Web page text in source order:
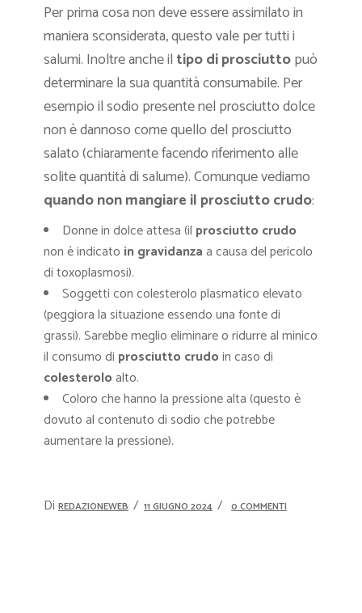
Per prima cosa non deve essere assimilato in
maniera sconsiderata, questo vale per tutti i
salumi. Inoltre anche il tipo di prosciuttopuò
determinare la sua quantità consumabile. Per
esempio il sodio presente nel prosciutto dolce
non è dannoso come quello del prosciutto
salato (chiaramente facendo riferimento alle
solite quantità di salume). Comunque vediamo
quando non mangiare il prosciutto crudo:
Donne in dolce attesa (il prosciutto crudo
non è indicato in gravidanzaa causa del pericolo
di toxoplasmosi).
Soggetti con colesterolo plasmatico elevato
(peggiora la situazione essendo una fonte di
grassi). Sarebbe meglio eliminare o ridurre al minico
il consumo di prosciutto crudoin caso di
colesteroloalto.
Coloro che hanno la pressione alta (questo è
dovuto al contenuto di sodio che potrebbe
aumentare la pressione).
Di REDAZIONEWEB 11 GIUGNO 2024 0 COMMENTI